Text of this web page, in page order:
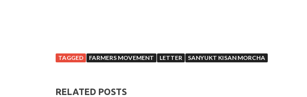
TAGGED FARMERS MOVEMENT LETTER SANYUKT KISAN MORCHA
RELATED POSTS